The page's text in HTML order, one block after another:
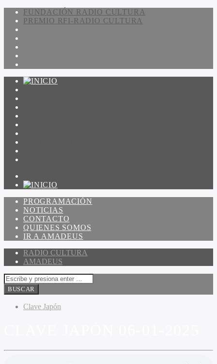
FUNDACIÓN RADIO CULTURA
PREMIO RFI-RADIO CULTURA
PROGRAMACIÓN
NOTICIAS
CONTACTO
QUIENES SOMOS
IR A AMADEUS
RADIO CULTURA
AMADEUS
Clave Japón